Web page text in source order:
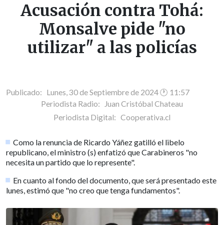
Acusación contra Tohá:
Monsalve pide "no
utilizar" a las policías
Publicado: Lunes, 30 de Septiembre de 2024 🕐 11:57
Periodista Radio:
Juan Cristóbal Chateau
Periodista Digital: Cooperativa.cl
Como la renuncia de Ricardo Yáñez gatilló el libelo
republicano, el ministro (s) enfatizó que Carabineros "no
necesita un partido que lo represente".
En cuanto al fondo del documento, que será presentado este
lunes, estimó que "no creo que tenga fundamentos".